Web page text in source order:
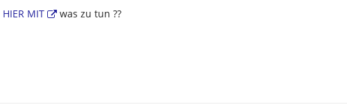
HIER MIT was zu tun ??